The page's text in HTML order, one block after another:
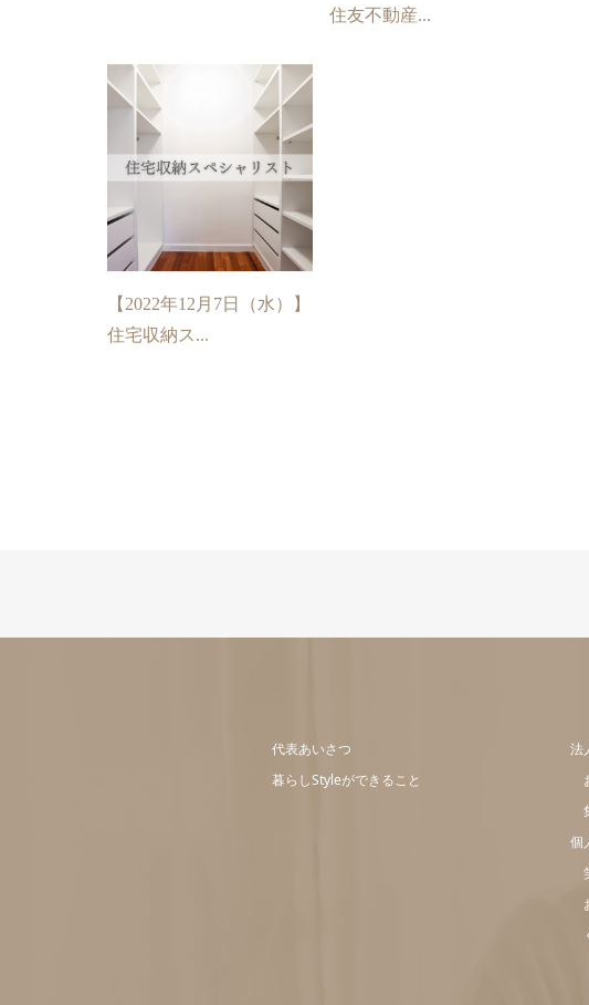
住友不動産...
【2022年12月7日（水）】
住宅収納ス...
代表あいさつ
暮らしStyleができること
法
個